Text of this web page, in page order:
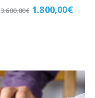
3.600,00€ 1.800,00€